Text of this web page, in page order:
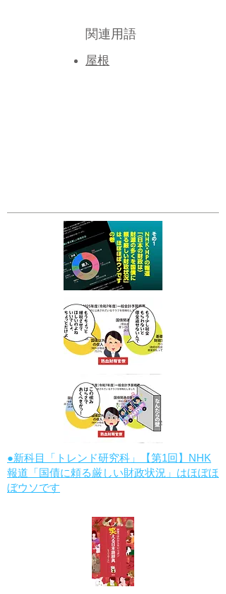
関連用語
屋根
●新科目「トレンド研究科」【第1回】NHK
報道「国債に頼る厳しい財政状況」はほぼほ
ぼウソです